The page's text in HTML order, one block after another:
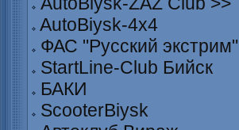
AutoBiysk-4x4
ФАС "Русский экстрим"
StartLine-Club Бийск
БАКИ
ScooterBiysk